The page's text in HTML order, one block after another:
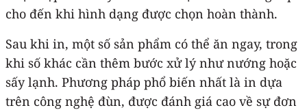
cho đến khi hình dạng được chọn hoàn thành.
Sau khi in, một số sản phẩm có thể ăn ngay, trong
khi số khác cần thêm bước xử lý như nướng hoặc
sấy lạnh. Phương pháp phổ biến nhất là in dựa
trên công nghệ đùn, được đánh giá cao về sự đơn